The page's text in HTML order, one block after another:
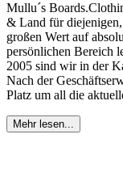
Mullu´s
& Land für
großen Wert auf
persönlichen Bereich
2005 sind wir in der
Nach der
Platz um all die
Mehr lesen...